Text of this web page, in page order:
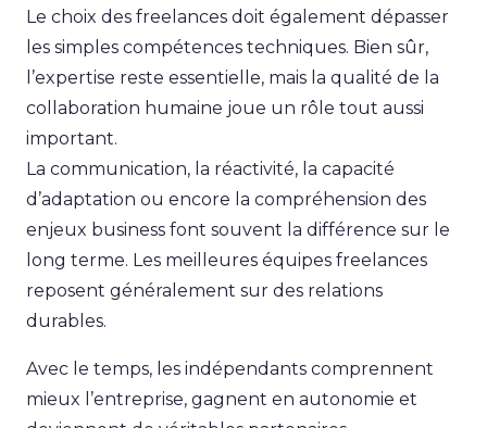
Le choix des freelances doit également dépasser
les simples compétences techniques. Bien sûr,
l’expertise reste essentielle, mais la qualité de la
collaboration humaine joue un rôle tout aussi
important.
La communication, la réactivité, la capacité
d’adaptation ou encore la compréhension des
enjeux business font souvent la différence sur le
long terme. Les meilleures équipes freelances
reposent généralement sur des relations
durables.
Avec le temps, les indépendants comprennent
mieux l’entreprise, gagnent en autonomie et